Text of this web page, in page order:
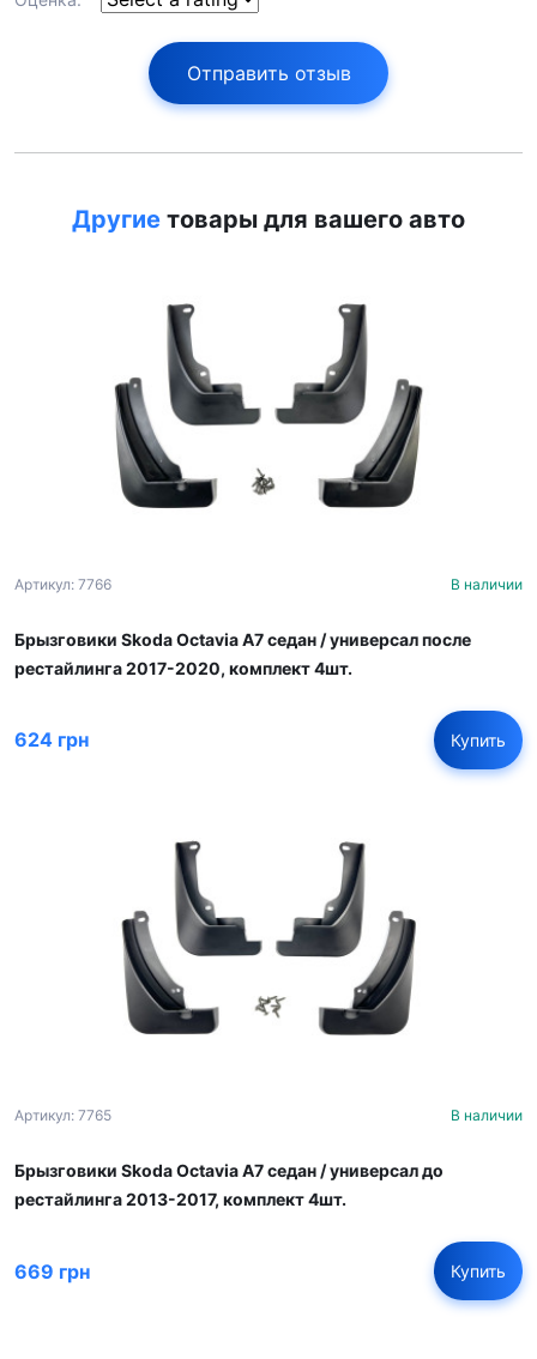
Отправить отзыв
Другие товары для вашего авто
Артикул: 7766 В наличии
Брызговики Skoda Octavia A7 седан / универсал после
рестайлинга 2017-2020, комплект 4шт.
624 грн Купить
Артикул: 7765 В наличии
Брызговики Skoda Octavia A7 седан / универсал до
рестайлинга 2013-2017, комплект 4шт.
669 грн Купить